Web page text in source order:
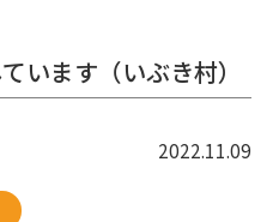
います（いぶき村）
2022.11.09